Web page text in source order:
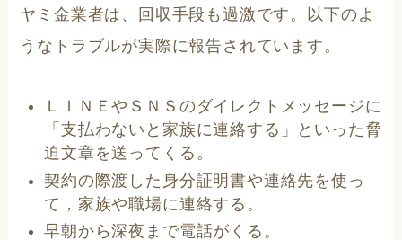
ヤミ金業者は、回収手段も過激です。以下のよ
うなトラブルが実際に報告されています。
ＬＩＮＥやＳＮＳのダイレクトメッセージに
「支払わないと家族に連絡する」といった脅
迫文章を送ってくる。
契約の際渡した身分証明書や連絡先を使っ
て，家族や職場に連絡する。
早朝から深夜まで電話がくる。